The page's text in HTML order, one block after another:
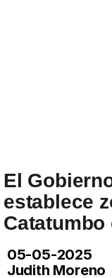
El
establece
Catatumbo
05-05-2025
Judith Moreno